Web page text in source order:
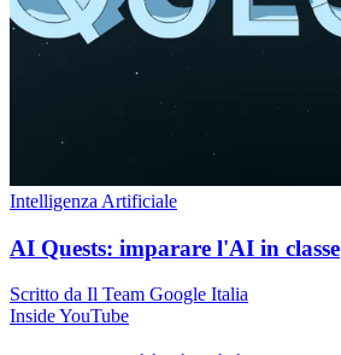
Intelligenza Artificiale
AI Quests: imparare l'AI in classe
Scritto da Il Team Google Italia
Inside YouTube